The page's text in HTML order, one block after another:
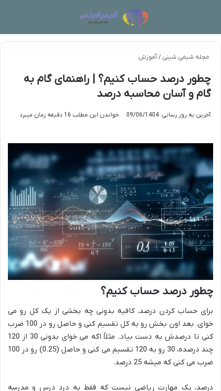
مجله شیمی شینی /آموزش
چطور درصد حساب کنیم؟ | راهنمای گام به
گام و آسان محاسبه درصد
آخرین به روز رسانی: 09/06/1404 خواندن این مطلب 16 دقیقه زمان میبرد
چطور درصد حساب کنیم؟
برای حساب کردن درصد، کافیه بدونی چه بخشی از یک کل رو می
خوای. بعد اون بخش رو به کل تقسیم کنی و حاصل رو در 100 ضرب
کنی تا درصدش به دست بیاد. مثلاً اگه می خوای بدونی 30 از 120
چند درصده، 30 رو به 120 تقسیم می کنی و حاصل (0.25) رو در 100
ضرب می کنی که میشه 25 درصد.
درصد، یک مهارت ریاضی نیست که فقط به درد درس و مدرسه